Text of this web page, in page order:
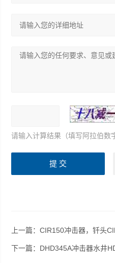
请输入计算结果（填写阿拉伯数
上一篇：CIR150冲击器，钎头CIR150冲
下一篇： DHD345A冲击器水井